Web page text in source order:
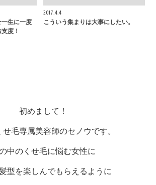
生に一度
度！
2017.4.4
こういう集まりは大事にしたい。
初めまして！
毛専属美容師のセノウです。
中のくせ毛に悩む女性に
型を楽しんでもらえるように